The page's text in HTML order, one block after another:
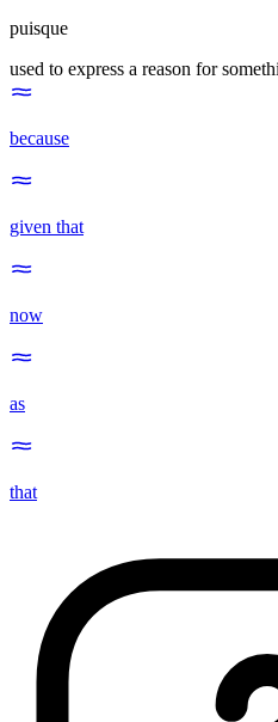
puisque
used to express a reason for
because
given that
now
as
that